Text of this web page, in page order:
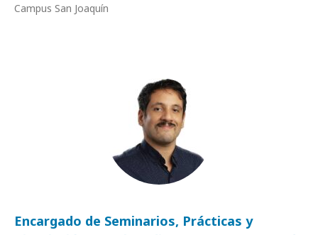
Campus San Joaquín
Encargado de Seminarios, Prácticas y